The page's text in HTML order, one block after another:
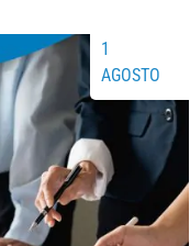
1
AGOSTO